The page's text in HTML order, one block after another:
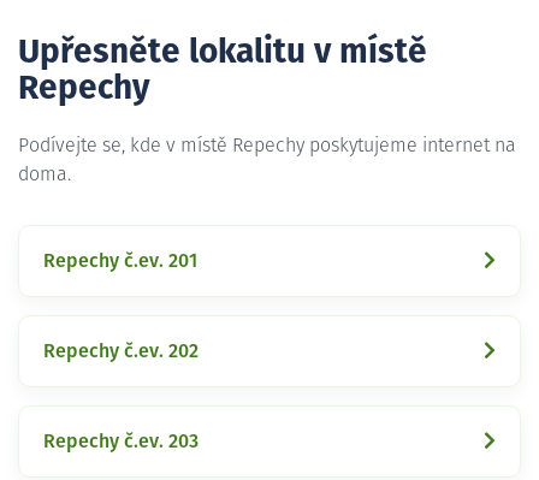
Upřesněte lokalitu v místě
Repechy
Podívejte se, kde v místě Repechy poskytujeme internet na
doma.
Repechy č.ev. 201
Repechy č.ev. 202
Repechy č.ev. 203